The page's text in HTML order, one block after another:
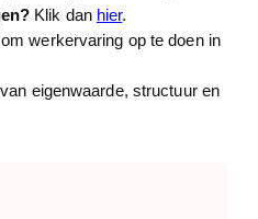
Klik dan hier.
werkervaring op te doen in
eigenwaarde, structuur en